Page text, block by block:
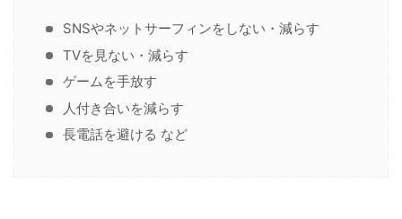
SNSやネットサーフィンをしない・減らす
TVを見ない・減らす
ゲームを手放す
人付き合いを減らす
長電話を避ける など